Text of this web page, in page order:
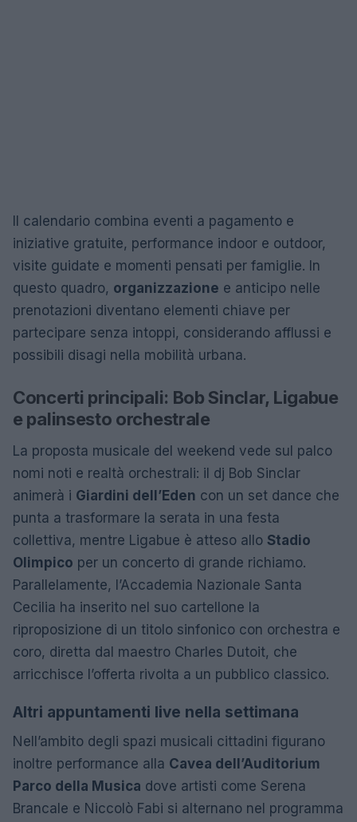
Il calendario combina eventi a pagamento e
iniziative gratuite, performance indoor e outdoor,
visite guidate e momenti pensati per famiglie. In
questo quadro, organizzazione e anticipo nelle
prenotazioni diventano elementi chiave per
partecipare senza intoppi, considerando afflussi e
possibili disagi nella mobilità urbana.
Concerti principali: Bob Sinclar, Ligabue
e palinsesto orchestrale
La proposta musicale del weekend vede sul palco
nomi noti e realtà orchestrali: il dj Bob Sinclar
animerà i Giardini dell’Eden con un set dance che
punta a trasformare la serata in una festa
collettiva, mentre Ligabue è atteso allo Stadio
Olimpico per un concerto di grande richiamo.
Parallelamente, l’Accademia Nazionale Santa
Cecilia ha inserito nel suo cartellone la
riproposizione di un titolo sinfonico con orchestra e
coro, diretta dal maestro Charles Dutoit, che
arricchisce l’offerta rivolta a un pubblico classico.
Altri appuntamenti live nella settimana
Nell’ambito degli spazi musicali cittadini figurano
inoltre performance alla Cavea dell’Auditorium
Parco della Musica dove artisti come Serena
Brancale e Niccolò Fabi si alternano nel programma